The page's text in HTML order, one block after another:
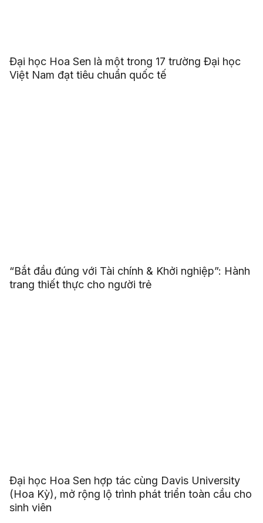
Đại học Hoa Sen là một trong 17 trường Đại học
Việt Nam đạt tiêu chuẩn quốc tế
“Bắt đầu đúng với Tài chính & Khởi nghiệp”: Hành
trang thiết thực cho người trẻ
Đại học Hoa Sen hợp tác cùng Davis University
(Hoa Kỳ), mở rộng lộ trình phát triển toàn cầu cho
sinh viên